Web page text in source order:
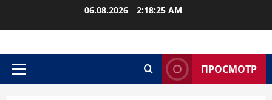
06.08.2026 2:18:26 AM
Основное
ПРОСМОТР